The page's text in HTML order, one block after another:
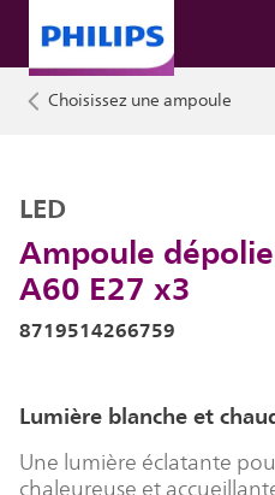
Choisissez une ampoule
Ampoule
A60 E27 x3
LED
8719514266759
Lumière blanche et
Une lumière éclatante